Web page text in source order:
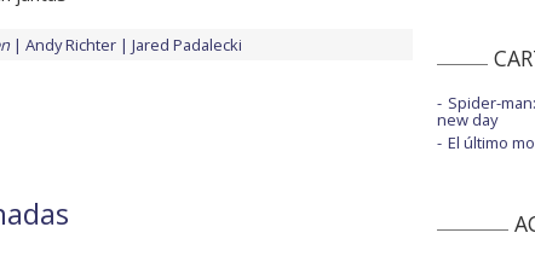
Andy Richter Jared Padalecki
Spider-
new day
El último